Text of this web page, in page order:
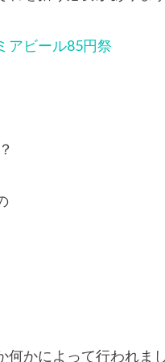
アビール85円祭
何かによって行われま